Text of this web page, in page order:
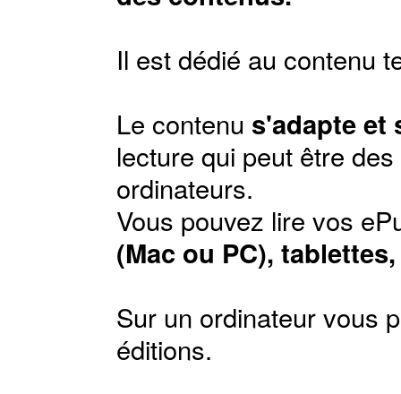
Il est dédié au contenu
Le contenu s'adapte et
lecture qui peut être
ordinateurs.
Vous pouvez lire vos
(Mac ou PC),
Sur un ordinateur vous
éditions.